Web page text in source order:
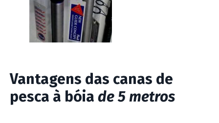
Vantagens das canas de
pesca à bóia de 5 metros